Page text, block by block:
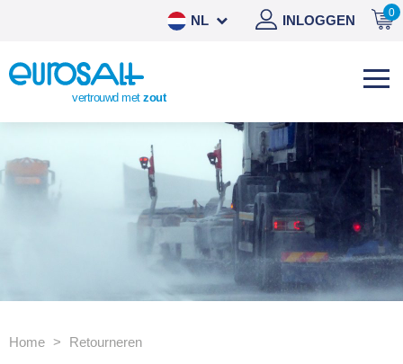
0
INLOGGEN
NL
ES
vertrouwd metzout
Home Retourneren